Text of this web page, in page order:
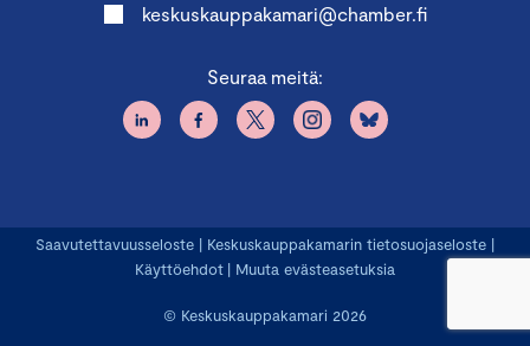
keskuskauppakamari@chamber.fi
Seuraa meitä:
© Keskuskauppakamari 2026
Saavutettavuusseloste | Keskuskauppakamarin tietosuojaseloste |
Käyttöehdot | Muuta evästeasetuksia